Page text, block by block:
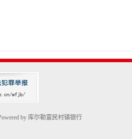
by 库尔勒富民村镇银行